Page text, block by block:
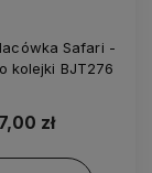
Safari -
kolejki BJT276
zł